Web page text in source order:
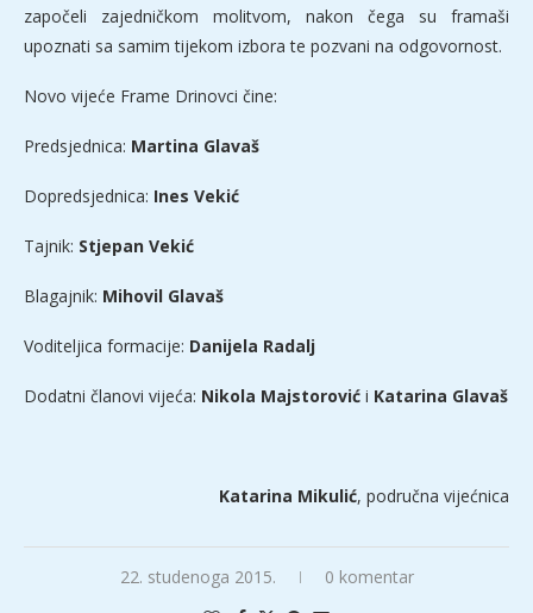
započeli zajedničkom molitvom, nakon čega su framaši
upoznati sa samim tijekom izbora te pozvani na odgovornost.
Novo vijeće Frame Drinovci čine:
Predsjednica: Martina Glavaš
Dopredsjednica: Ines Vekić
Tajnik: Stjepan Vekić
Blagajnik: Mihovil Glavaš
Voditeljica formacije: Danijela Radalj
Dodatni članovi vijeća: Nikola Majstorović i Katarina Glavaš
Katarina Mikulić, područna vijećnica
22. studenoga 2015. 0 komentar